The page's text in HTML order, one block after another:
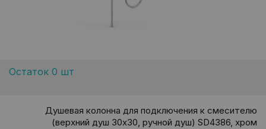
Остаток 0 шт
Душевая колонна для подключения к смесителю
(верхний душ 30х30, ручной душ) SD4386, хром